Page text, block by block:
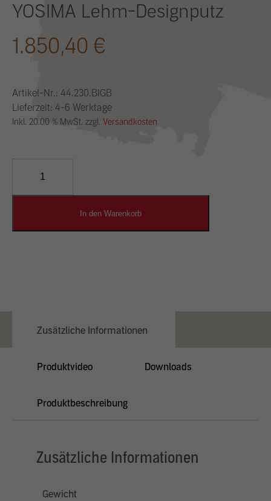
YOSIMA Lehm-Designputz
1.850,40 €
Artikel-Nr.: 44.230.BIGB
Lieferzeit: 4-6 Werktage
Inkl. 20.00 % MwSt. zzgl. Versandkosten
Designputz
In den Warenkorb
Zusätzliche Informationen
Produktvideo Downloads
Produktbeschreibung
Zusätzliche Informationen
Gewicht